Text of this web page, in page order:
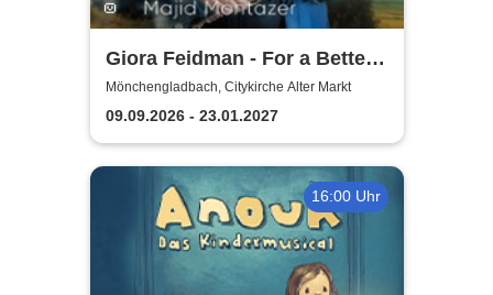
Giora Feidman - For a Better
World
Mönchengladbach, Citykirche Alter Markt
09.09.2026 - 23.01.2027
16:00 Uhr